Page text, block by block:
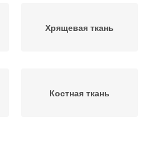
Хрящевая ткань
Костная ткань